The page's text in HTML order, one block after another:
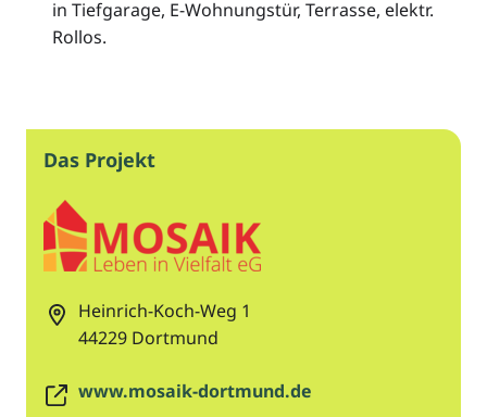
in Tiefgarage, E-Wohnungstür, Terrasse, elektr.
Rollos.
Das Projekt
Heinrich-Koch-Weg 1
44229 Dortmund
www.mosaik-dortmund.de